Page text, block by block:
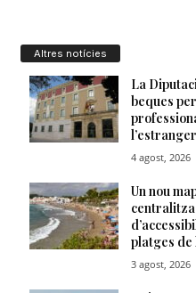
Altres notícies